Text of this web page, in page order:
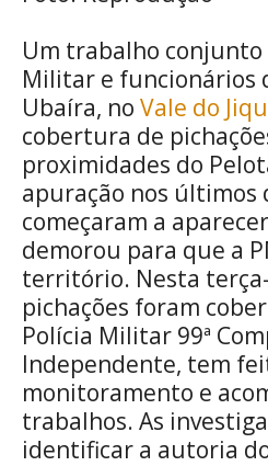
Um trabalho conjunto
Militar e funcionários
Ubaíra, no Vale do
cobertura de
proximidades do
apuração nos últimos
começaram a
demorou para que a
território. Nesta
pichações foram
Polícia Militar 99ª
Independente, tem
monitoramento e
trabalhos. As
identificar a autoria